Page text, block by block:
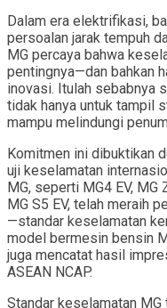
Dalam era elektrifikasi,
persoalan jarak tempuh
MG percaya bahwa
pentingnya—dan bahkan
inovasi. Itulah sebabnya
tidak hanya untuk tampil
mampu melindungi
Komitmen ini dibuktikan
uji keselamatan
MG, seperti MG4 EV,
MG S5 EV, telah meraih
—standar keselamatan
model bermesin bensin
juga mencatat hasil
ASEAN NCAP.
Standar keselamatan MG